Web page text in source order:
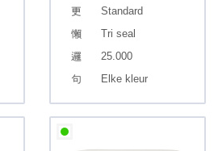
Standard
Tri seal
25.000
Elke kleur